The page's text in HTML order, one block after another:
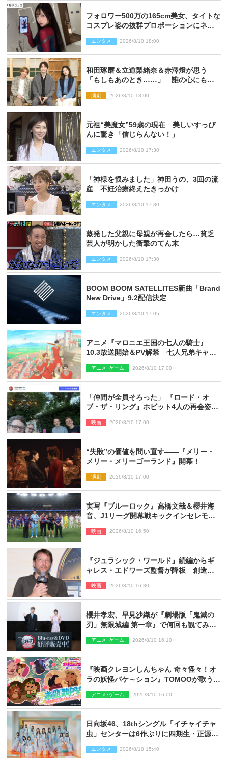
フォロワー500万の165cm美女、タイトな
コスプレ姿の抜群プロポーションにネッ
エンタメ 2026/8/10 18:00
和田琢磨＆立道梨緒奈＆赤澤燈が思う
「もしもあのとき……」 誰の心にもあ
思い
演劇 2026/8/10 18:00
元祖“美魔女”59歳の現在 美しいすっぴ
んに驚き「信じらんない！」
エンタメ 2026/8/10 17:30
「神様を恨みました」神田うの、3回の流
産 不妊治療終えたきっかけ
エンタメ 2026/8/10 17:30
蒸発した父親に母親が再会したら…貧乏
芸人が明かした衝撃のてん末
エンタメ 2026/8/10 17:30
BOOM BOOM SATELLITES新曲「Brand
New Drive」9.2配信決定
エンタメ 2026/8/10 17:05
アニメ『マロニエ王国の七人の騎士』
10.3放送開始＆PV解禁 七人兄弟キャス
アニメ･ゲーム 2026/8/10 17:00
「仲間が全員そろった」 『ロード・オ
ブ・ザ・リング』ホビット4人の再会姿に
映画 2026/8/10 17:00
“失敗”の価値を問い直す――『メリー・
メリー・メリーゴーランド』開幕！
演劇 2026/8/10 17:00
実写『ブルーロック』高橋文哉＆櫻井海
音、J1リーグ開幕戦キックインセレモニ
映画 2026/8/10 16:50
『ジュラシック・ワールド』続編からギ
ャレス・エドワーズ監督が降板 創造性
映画 2026/8/10 16:30
櫻井孝宏、早見沙織が『劇場版「鬼滅の
刃」無限城編 第一章』で何回も観てみた
アニメ･ゲーム 2026/8/10 16:10
『映画クレヨンしんちゃん 奇々怪々！オ
ラの妖怪バケ～ション』TOMOOが歌う主
アニメ･ゲーム 2026/8/10 16:00
日向坂46、18thシングル「イチャイチャ
虫」センターは6作ぶりに四期生・正源司
エンタメ 2026/8/10 15:40